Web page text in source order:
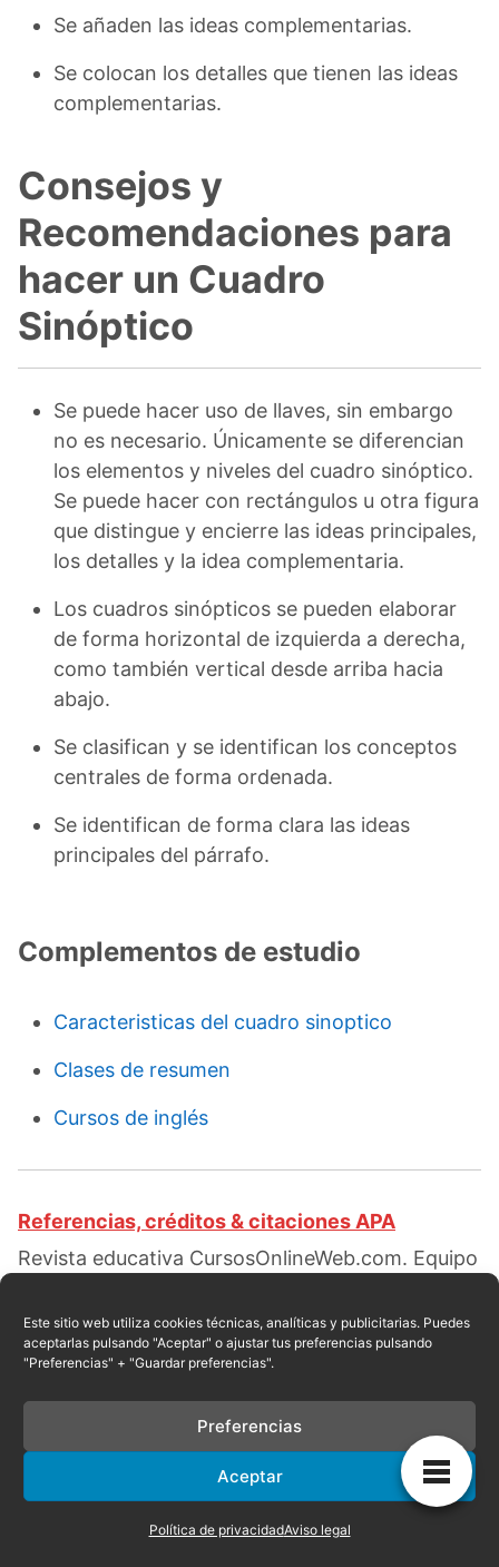
Este sitio web utiliza cookies técnicas, analíticas y publicitarias. Puedes
aceptarlas pulsando "Aceptar" o ajustar tus preferencias pulsando
"Preferencias" + "Guardar preferencias".
Aceptar
Preferencias
Política de privacidadAviso legal
Se añaden las ideas complementarias.
Se colocan los detalles que tienen las ideas
complementarias.
Consejos y
Recomendaciones para
hacer un Cuadro
Sinóptico
Se puede hacer uso de llaves, sin embargo
no es necesario. Únicamente se diferencian
los elementos y niveles del cuadro sinóptico.
Se puede hacer con rectángulos u otra figura
que distingue y encierre las ideas principales,
los detalles y la idea complementaria.
Los cuadros sinópticos se pueden elaborar
de forma horizontal de izquierda a derecha,
como también vertical desde arriba hacia
abajo.
Se clasifican y se identifican los conceptos
centrales de forma ordenada.
Se identifican de forma clara las ideas
principales del párrafo.
Complementos de estudio
Caracteristicas del cuadro sinoptico
Clases de resumen
Cursos de inglés
Referencias, créditos & citaciones APA
Revista educativa CursosOnlineWeb.com. Equipo
elaborar un cuadro sinóptico?. Escrito por: Red
educativa. Obtenido en fecha 08, 2026, desde el
https://cursosonlineweb.com/como-
elaborar-un-cuadro-sinoptico.html
Privacidad|Referencias|Mapa|Contacto